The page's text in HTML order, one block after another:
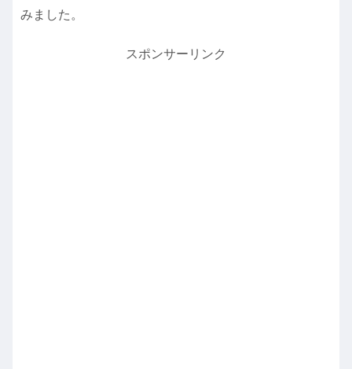
みました。
スポンサーリンク